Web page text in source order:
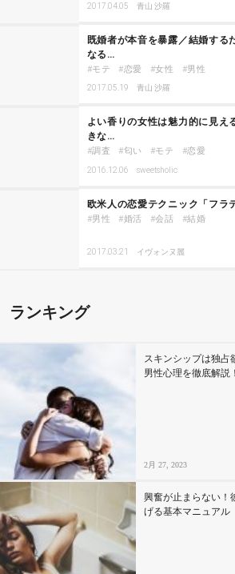
2017.04.05 青山 沙羅
既婚者が本音を暴露／結婚する
なる…
モテ 恋愛 女性 男性
2017.05.19 青山 沙羅
よい香りの女性は魅力的に見え
きな…
調査 匂い モテ 恋愛
2016.12.06 sweetsholic
欧米人の恋愛テクニック「フラ
男性 婚活 会話 結婚
2017.03.21 イヴォンヌ麗
ランキング
スキンシップは独占
男性心理を徹底解説！
2月 27, 2023
興奮が止まらない！
げる基本マニュアル